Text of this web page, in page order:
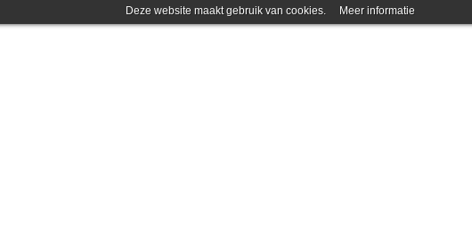
Deze website maakt gebruik van cookies. Meer informatie